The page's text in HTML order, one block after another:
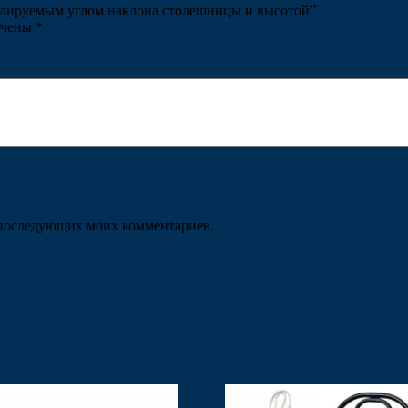
углом наклона столешницы и высотой”
*
моих комментариев.